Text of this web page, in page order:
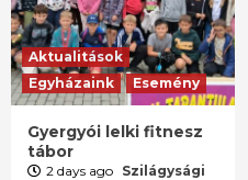
Aktualitások
Egyházaink
Esemény
Gyergyói lelki fitnesz
tábor
2 days ago Szilágysági